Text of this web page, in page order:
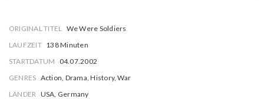
ORIGINAL TITEL We Were Soldiers
LAUFZEIT 138 Minuten
STARTDATUM
04.07.2002
GENRES Action, Drama, History, War
LÄNDER USA, Germany